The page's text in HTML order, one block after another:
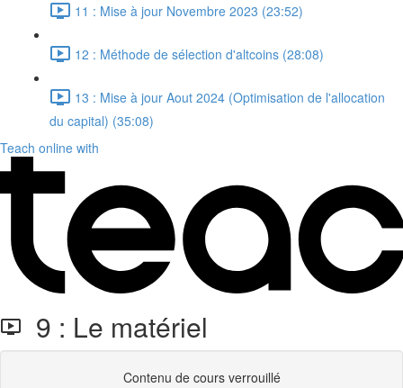
11 : Mise à jour Novembre 2023 (23:52)
12 : Méthode de sélection d'altcoins (28:08)
13 : Mise à jour Aout 2024 (Optimisation de l'allocation
du capital) (35:08)
Teach online with
9 : Le matériel
Contenu de cours verrouillé